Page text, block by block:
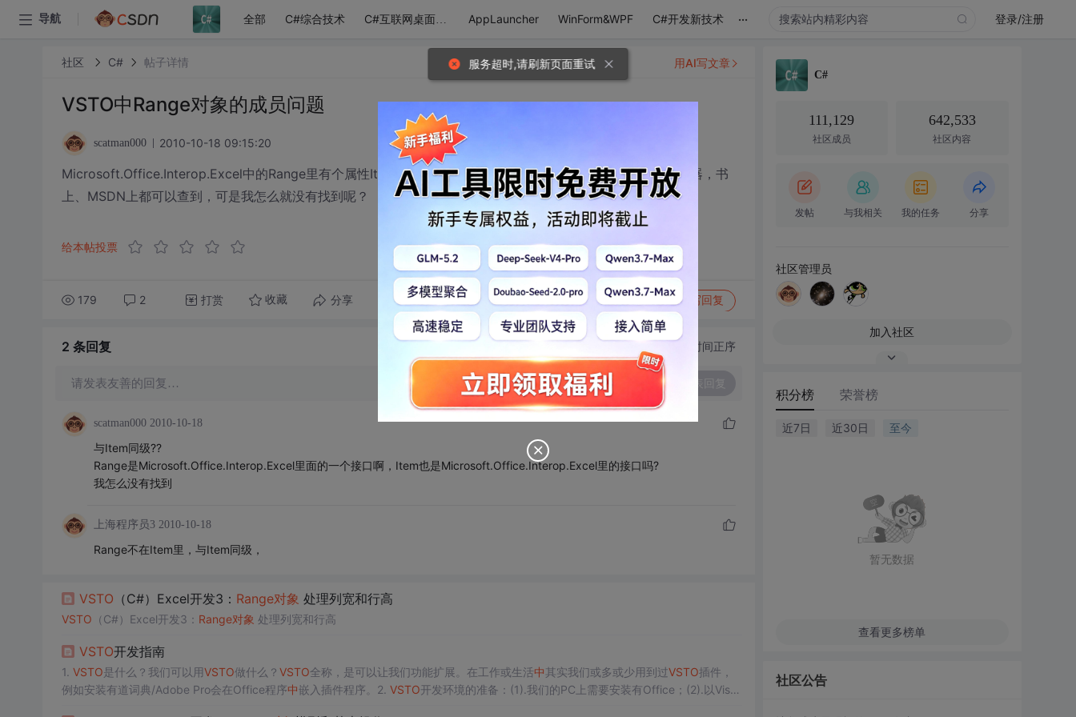
导航 全部 C#综合技术 C#互联网桌面应用 AppLauncher WinForm&WPF C#开发新技术 ... 登录/注册
社区 C# 帖子详情
VSTO中Range对象的成员问题
scatman000 2010-10-18 09:15:20
Microsoft.Office.Interop.Excel中的Range里有个属性Item，能返回一个指定的Range对象范围，貌似是个索引器，书
上、MSDN上都可以查到，可是我怎么就没有找到呢？
给本帖投票
179 2 打赏 收藏 分享 转发到动态 举报 写回复
用AI写文章
2 条回复 切换为时间正序
请发表友善的回复…
scatman000 2010-10-18
与Item同级??
Range是Microsoft.Office.Interop.Excel里面的一个接口啊，Item也是Microsoft.Office.Interop.Excel里的接口吗?
我怎么没有找到
上海程序员3 2010-10-18
Range不在Item里，与Item同级，
VSTO （C#）Excel开发3： Range对象 处理列宽和行高
VSTO （C#）Excel开发3： Range对象 处理列宽和行高
VSTO开发指南
1. VSTO是什么？我们可以用VSTO做什么？ VSTO全称，是可以让我们功能扩展。在工作或生活中其实我们或多或少用到过VSTO插件，
例如安装有道词典/Adobe Pro会在Office程序中嵌入插件程序。2. VSTO开发环境的准备：(1).我们的PC上需要安装有Office；(2).以Visu
C#
111,129
社区成员
642,533
社区内容
发帖 与我相关 我的任务 分享
社区管理员
加入社区
积分榜 荣誉榜
近7日 近30日 至今
暂无数据
查看更多榜单
社区公告
服务超时,请刷新页面重试